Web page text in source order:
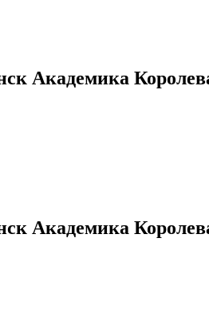
Академика
Академика